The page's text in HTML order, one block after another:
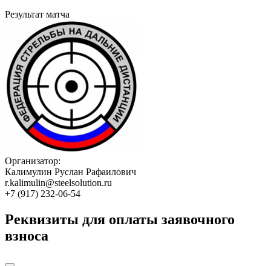
Результат матча
Организатор:
Калимулин Руслан Рафаилович
r.kalimulin@steelsolution.ru
+7 (917) 232-06-54
Реквизиты для оплаты заявочного
взноса